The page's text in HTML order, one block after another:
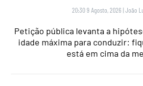
20:30 9 Agosto, 2026 |João
Petição pública levanta a
idade máxima para conduzir:
está em cima da